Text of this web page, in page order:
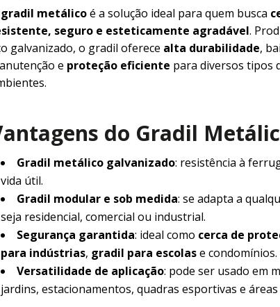
gradil metálicoé a solução ideal para quem busca
seguro e esteticamente agradável.
galvanizado, o gradil oferece alta durabilidade,
e proteção eficiente para diversos tipos
do Gradil
Gradil metálico galvanizado: resistência à
vida útil.
Gradil modular e sob medida: se adapta a
seja residencial, comercial ou industrial.
Segurança garantida: ideal como cerca de
para indústrias, gradil para escolase condomínios.
Versatilidade de aplicação: pode ser usado em
jardins, estacionamentos, quadras esportivas e áreas